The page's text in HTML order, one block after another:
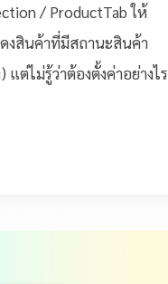
/ ProductTab ให้
งสินค้าที่มีสถานะสินค้า
ต่ไม่รู้ว่าต้องตั้งค่าอย่างไร